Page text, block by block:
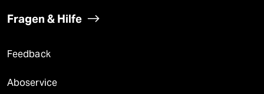
Fragen & Hilfe
Feedback
Aboservice